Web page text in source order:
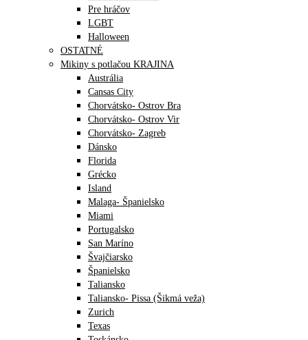
Pre hráčov
LGBT
Halloween
OSTATNÉ
Mikiny s potlačou KRAJINA
Austrália
Cansas City
Chorvátsko- Ostrov Bra
Chorvátsko- Ostrov Vir
Chorvátsko- Zagreb
Dánsko
Florida
Grécko
Island
Malaga- Španielsko
Miami
Portugalsko
San Maríno
Švajčiarsko
Španielsko
Taliansko
Taliansko- Pissa (Šikmá veža)
Zurich
Texas